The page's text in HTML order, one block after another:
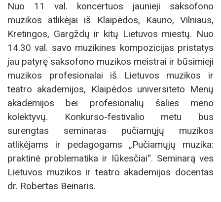
Nuo 11 val. koncertuos jaunieji saksofono
muzikos atlikėjai iš Klaipėdos, Kauno, Vilniaus,
Kretingos, Gargždų ir kitų Lietuvos miestų. Nuo
14.30 val. savo muzikines kompozicijas pristatys
jau patyrę saksofono muzikos meistrai ir būsimieji
muzikos profesionalai iš Lietuvos muzikos ir
teatro akademijos, Klaipėdos universiteto Menų
akademijos bei profesionalių šalies meno
kolektyvų. Konkurso-festivalio metu bus
surengtas seminaras pučiamųjų muzikos
atlikėjams ir pedagogams „Pučiamųjų muzika:
praktinė problematika ir lūkesčiai“. Seminarą ves
Lietuvos muzikos ir teatro akademijos docentas
dr. Robertas Beinaris.